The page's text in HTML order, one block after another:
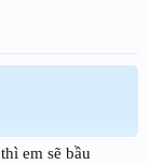
em sẽ bầu